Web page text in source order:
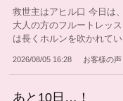
救世主はアヒル口 今日は
大人の方のフルートレッ
は長くホルンを吹かれて
2026/08/05 16:28 お客様の声
あと10日…！